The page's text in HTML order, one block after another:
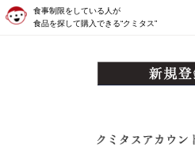
食事制限をしている人が
食品を探して購入できる“クミタス”